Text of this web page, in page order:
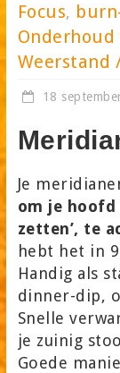
Focus,
Weerstand
18
Je
om je hoofd
zetten’, te
hebt het in
Handig als
dinner-dip,
Snelle
je zuinig
Goede